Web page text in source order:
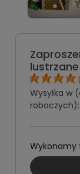
Wysyłka w
roboczych):
Wykonamy